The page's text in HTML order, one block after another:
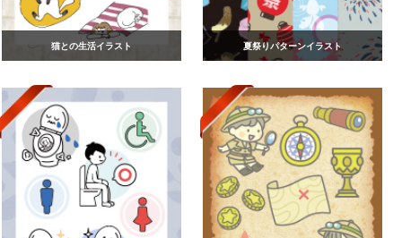
猫との生活イラスト 夏祭りパターンイラスト